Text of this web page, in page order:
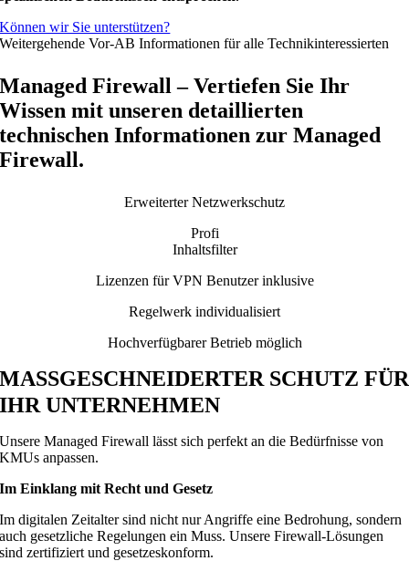
Können wir Sie unterstützen?
Weitergehende Vor-AB Informationen für alle Technikinteressierten
Managed Firewall – Vertiefen Sie Ihr
Wissen mit unseren detaillierten
technischen Informationen zur Managed
Firewall.
Erweiterter Netzwerkschutz
Profi
Inhaltsfilter
Lizenzen für VPN Benutzer inklusive
Regelwerk individualisiert
Hochverfügbarer Betrieb möglich
MASSGESCHNEIDERTER SCHUTZ FÜR I
HR UNTERNEHMEN
Unsere Managed Firewall lässt sich perfekt an die Bedürfnisse von
KMUs anpassen.
Im Einklang mit Recht und Gesetz
Im digitalen Zeitalter sind nicht nur Angriffe eine Bedrohung, sondern
auch gesetzliche Regelungen ein Muss. Unsere Firewall-Lösungen
sind zertifiziert und gesetzeskonform.